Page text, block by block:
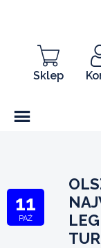
Sklep
11
PAŹ